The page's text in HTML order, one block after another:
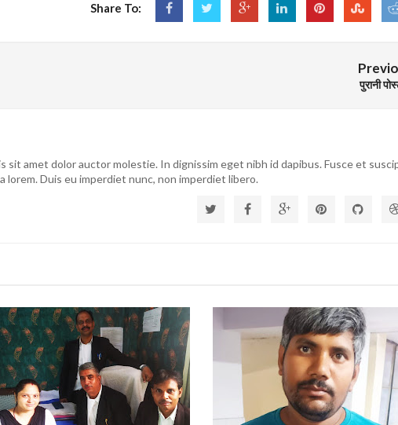
Share To:
पुरानी
sit amet dolor auctor molestie. In dignissim eget nibh id dapibus. Fusce et
lorem. Duis eu imperdiet nunc, non imperdiet libero.